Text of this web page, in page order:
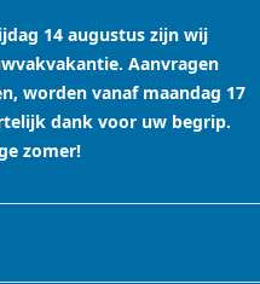
14 augustus zijn wij
Aanvragen
worden vanaf maandag 17
dank voor uw begrip.
zomer!